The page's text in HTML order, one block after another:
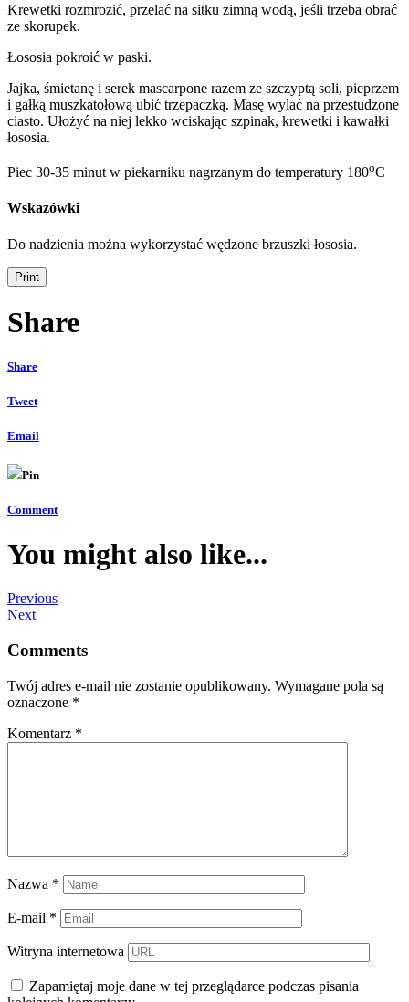
Krewetki rozmrozić, przelać na sitku zimną wodą, jeśli trzeba obrać
ze skorupek.
Łososia pokroić w paski.
Jajka, śmietanę i serek mascarpone razem ze szczyptą soli, pieprzem
i gałką muszkatołową ubić trzepaczką. Masę wylać na przestudzone
ciasto. Ułożyć na niej lekko wciskając szpinak, krewetki i kawałki
łososia.
Piec 30-35 minut w piekarniku nagrzanym do temperatury 180oC
Wskazówki
Do nadzienia można wykorzystać wędzone brzuszki łososia.
Share
Share
Tweet
Email
Pin
Comment
You might also like...
Previous
Next
Comments
Twój adres e-mail nie zostanie opublikowany. Wymagane pola są
oznaczone *
Komentarz *
Nazwa *
E-mail *
Witryna internetowa
Zapamiętaj moje dane w tej przeglądarce podczas pisania